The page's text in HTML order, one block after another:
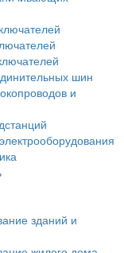
шин
и
зданий и